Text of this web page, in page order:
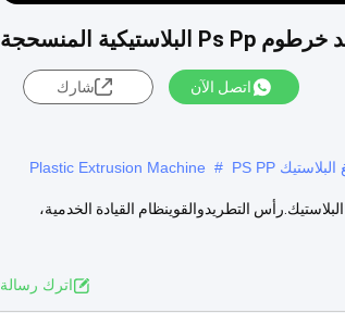
اتصل الآن شارك
#
Plastic Extrusion Machine
التطريدوالقوينظام القيادة الخدمية،
اترك رسالة